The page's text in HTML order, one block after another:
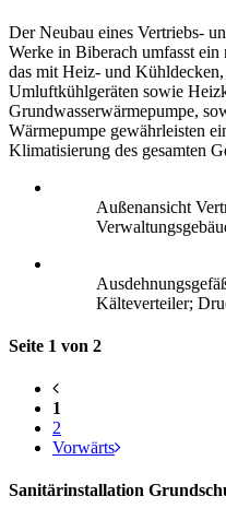
Der Neubau eines Vertriebs-
Werke in Biberach umfasst
das mit Heiz- und
Umluftkühlgeräten sowie
Grundwasserwärmepumpe,
Wärmepumpe gewährleisten
Klimatisierung des gesamten
Außenansicht
Kälteverteiler;
Seite 1 von 2
1
2
Vorwärts
Sanitärinstallation